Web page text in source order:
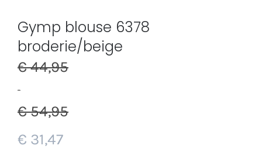
Gymp blouse 6378
broderie/beige
€44,95
-
€54,95
€ 31,47